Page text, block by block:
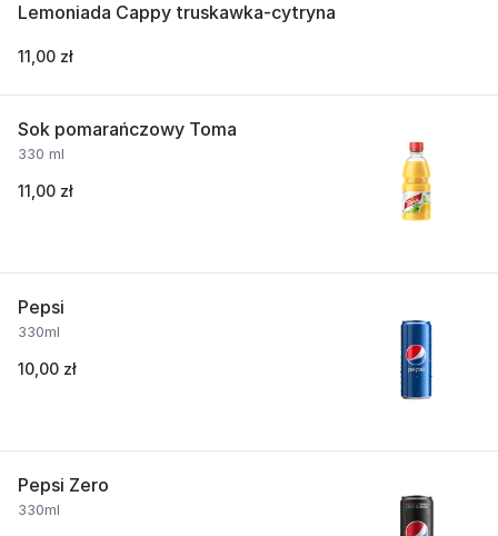
Lemoniada Cappy truskawka-cytryna
11,00 zł
Sok pomarańczowy Toma
330 ml
11,00 zł
Pepsi
330ml
10,00 zł
Pepsi Zero
330ml